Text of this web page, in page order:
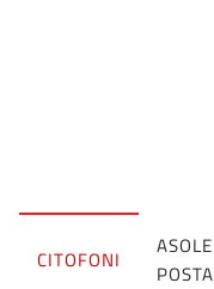
CITOFONI
ASOLE
POSTA